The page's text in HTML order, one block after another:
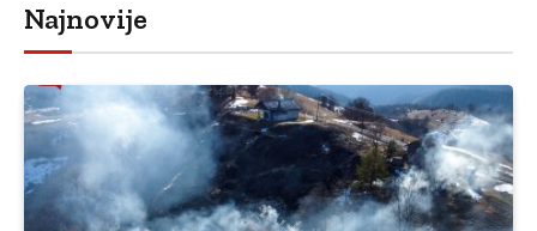
Najnovije